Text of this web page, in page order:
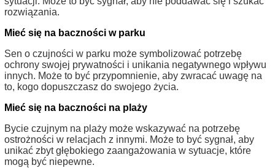
rozwiązania.
Mieć się na baczności w parku
Sen o czujności w parku może symbolizować potrzebę
ochrony swojej prywatności i unikania negatywnego wpływu
innych. Może to być przypomnienie, aby zwracać uwagę na
to, kogo dopuszczasz do swojego życia.
Mieć się na baczności na plaży
Bycie czujnym na plaży może wskazywać na potrzebę
ostrożności w relacjach z innymi. Może to być sygnał, aby
unikać zbyt głębokiego zaangażowania w sytuacje, które
mogą być niepewne.